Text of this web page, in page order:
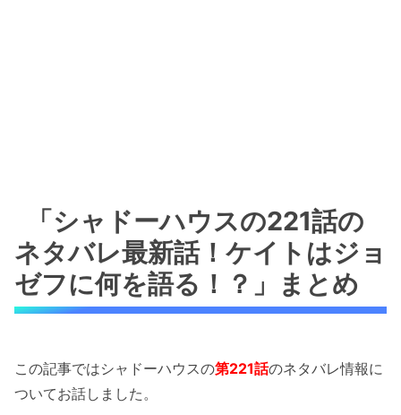
「シャドーハウスの221話の
ネタバレ最新話！ケイトはジョ
ゼフに何を語る！？」まとめ
この記事ではシャドーハウスの第221話のネタバレ情報に
ついてお話しました。